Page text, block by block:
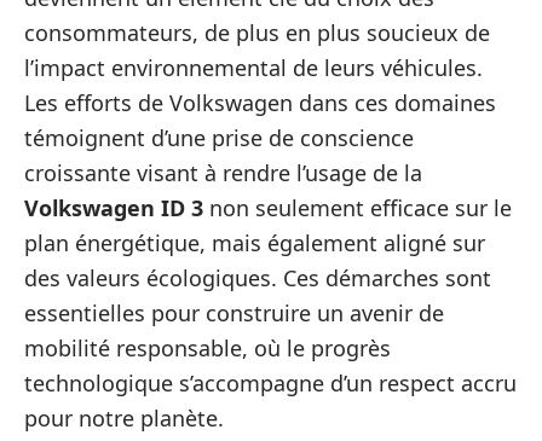
consommateurs, de plus en plus soucieux de
l’impact environnemental de leurs véhicules.
Les efforts de Volkswagen dans ces domaines
témoignent d’une prise de conscience
croissante visant à rendre l’usage de la
Volkswagen ID 3 non seulement efficace sur le
plan énergétique, mais également aligné sur
des valeurs écologiques. Ces démarches sont
essentielles pour construire un avenir de
mobilité responsable, où le progrès
technologique s’accompagne d’un respect accru
pour notre planète.